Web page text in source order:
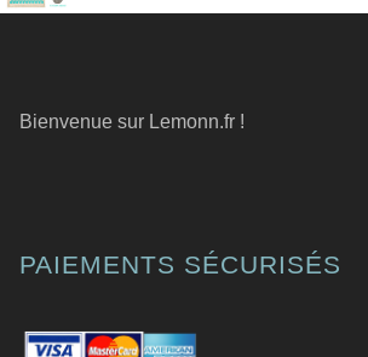
Bienvenue sur Lemonn.fr !
PAIEMENTS SÉCURISÉS